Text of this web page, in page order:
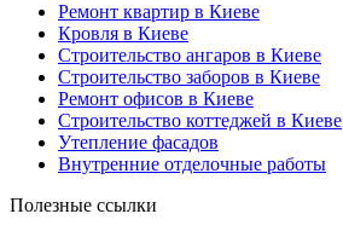
Ремонт квартир в Киеве
Кровля в Киеве
Строительство ангаров в Киеве
Строительство заборов в Киеве
Ремонт офисов в Киеве
Строительство коттеджей в Киеве
Утепление фасадов
Внутренние отделочные работы
Полезные ссылки